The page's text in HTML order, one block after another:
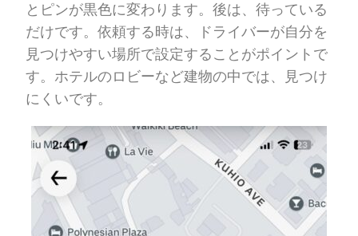
とピンが黒色に変わります。後は、待っている
だけです。依頼する時は、ドライバーが自分を
見つけやすい場所で設定することがポイントで
す。ホテルのロビーなど建物の中では、見つけ
にくいです。